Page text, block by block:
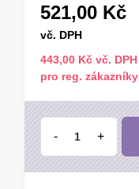
521,00 Kč
vč. DPH
443,00 Kč vč. DPH
pro reg. zákazníky
- +